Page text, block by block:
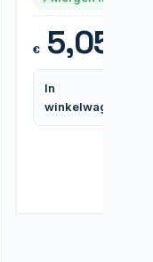
€5,05
In
winkelwagen